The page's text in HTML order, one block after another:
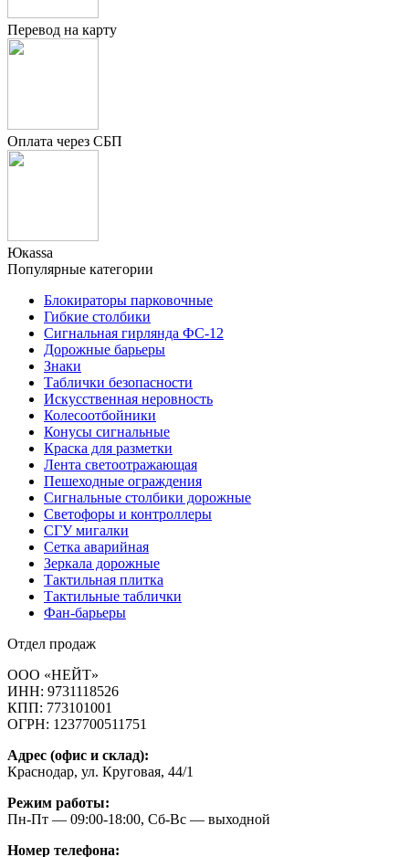
Перевод на карту
Оплата через СБП
Юкаssа
Популярные категории
Блокираторы парковочные
Гибкие столбики
Сигнальная гирлянда ФС-12
Дорожные барьеры
Знаки
Таблички безопасности
Искусственная неровность
Колесоотбойники
Конусы сигнальные
Краска для разметки
Лента светоотражающая
Пешеходные ограждения
Сигнальные столбики дорожные
Светофоры и контроллеры
СГУ мигалки
Cетка аварийная
Зеркала дорожные
Тактильная плитка
Тактильные таблички
Фан-барьеры
Отдел продаж
ООО «НЕЙТ»
ИНН: 9731118526
КПП: 773101001
ОГРН: 1237700511751
Адрес (офис и склад):
Краснодар, ул. Круговая, 44/1
Режим работы:
Пн-Пт — 09:00-18:00, Сб-Вс — выходной
Номер телефона: